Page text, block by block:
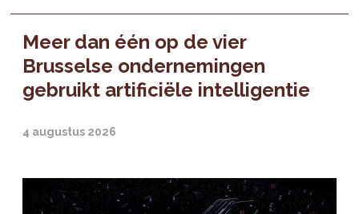
Meer dan één op de vier
Brusselse ondernemingen
gebruikt artificiële intelligentie
4 augustus 2026